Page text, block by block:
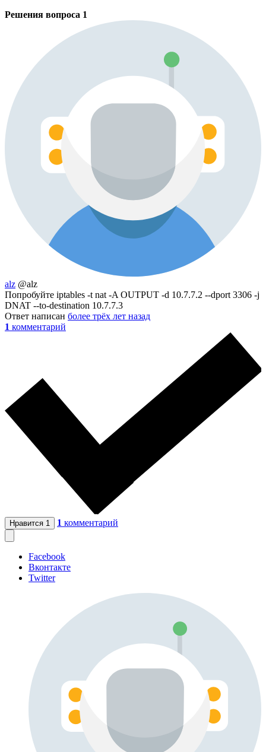
Решения вопроса 1
alz @alz
Попробуйте iptables -t nat -A OUTPUT -d 10.7.7.2 --dport 3306 -j
DNAT --to-destination 10.7.7.3
Ответ написан более трёх лет назад
1 комментарий
Нравится 1 1 комментарий
Facebook
Вконтакте
Twitter